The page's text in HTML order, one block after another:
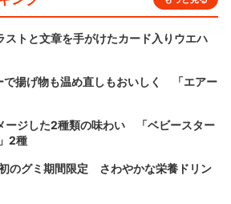
ストと文章を手がけたカード入りウエハ
で揚げ物も温め直しもおいしく 「エアー
ージした2種類の味わい 「ベビースター
2種
のグミ期間限定 さわやかな栄養ドリン